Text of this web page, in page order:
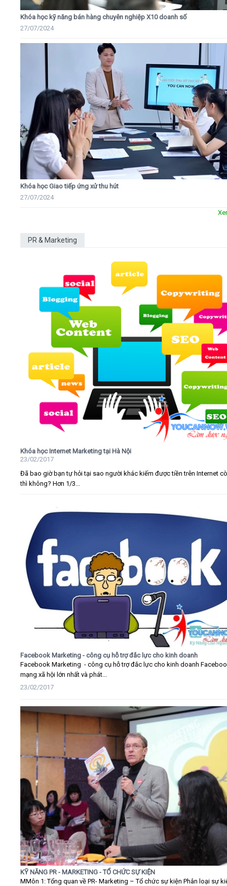
Khóa học kỹ năng bán hàng chuyên nghiệp X10 doanh số
27/07/2024
Khóa học Giao tiếp ứng xử thu hút
27/07/2024
PR & Marketing
Khóa học Internet Marketing tại Hà Nội
23/02/2017
Đã bao giờ bạn tự hỏi tại sao người khác kiếm được tiền trên Internet
thì không? Hơn 1/3...
Facebook Marketing - công cụ hỗ trợ đắc lực cho kinh doanh
Facebook Marketing - công cụ hỗ trợ đắc lực cho kinh doanh
mạng xã hội lớn nhất và phát...
23/02/2017
KỸ NĂNG PR - MARKETING - TỔ CHỨC SỰ KIỆN
MMôn 1: Tổng quan về PR- Marketing – Tổ chức sự kiện Phân loại sự